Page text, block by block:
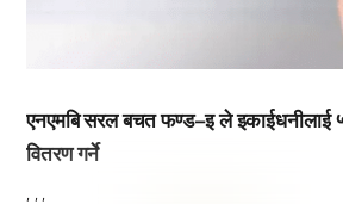
एनएमबि सरल बचत फण्ड–इ ले इकाईधनीलाई
वितरण गर्ने